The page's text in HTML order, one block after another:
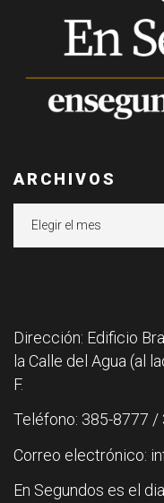
ARCHIVOS
Dirección: Edificio
la Calle del Agua (al
F.
Teléfono: 385-8777 /
Correo electrónico:
En Segundos es el